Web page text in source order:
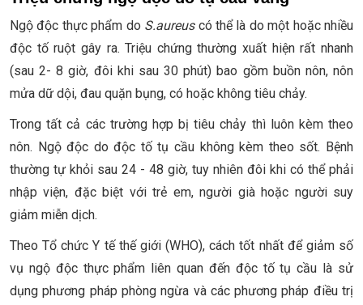
Ngộ độc thực phẩm do S.aureuscó thể là do một hoặc nhiều
độc tố ruột gây ra. Triệu chứng thường xuất hiện rất nhanh
(sau 2- 8 giờ, đôi khi sau 30 phút) bao gồm buồn nôn, nôn
mửa dữ dội, đau quặn bụng, có hoặc không tiêu chảy.
Trong tất cả các trường hợp bị tiêu chảy thì luôn kèm theo
nôn. Ngộ độc do độc tố tụ cầu không kèm theo sốt. Bệnh
thường tự khỏi sau 24 - 48 giờ, tuy nhiên đôi khi có thể phải
nhập viện, đặc biệt với trẻ em, người già hoặc người suy
giảm miễn dịch.
Theo Tổ chức Y tế thế giới (WHO), cách tốt nhất để giảm số
vụ ngộ độc thực phẩm liên quan đến độc tố tụ cầu là sử
dụng phương pháp phòng ngừa và các phương pháp điều trị